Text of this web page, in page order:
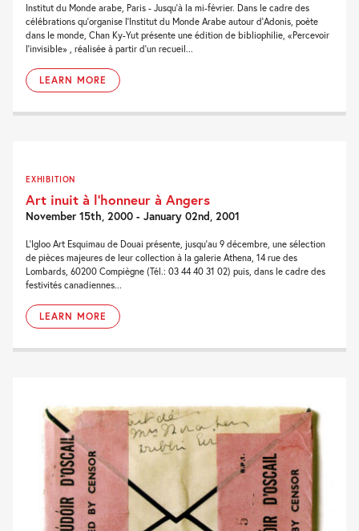
Institut du Monde arabe, Paris - Jusqu'à la mi-février. Dans le cadre des
célébrations qu'organise l'Institut du Monde Arabe autour d'Adonis, poète
dans le monde, Chan Ky-Yut présente une édition de bibliophilie, «Percevoir
l'invisible» , réalisée à partir d'un recueil...
LEARN MORE
EXHIBITION
Art inuit à l’honneur à Angers
November 15th, 2000 - January 02nd, 2001
L'Igloo Art Esquimau de Douai présente, jusqu'au 9 décembre, une sélection
de pièces majeures de leur collection à la galerie Athena, 14 rue des
Lombards, 60200 Compiègne (Tél.: 03 44 40 31 02) puis, dans le cadre des
festivités canadiennes...
LEARN MORE